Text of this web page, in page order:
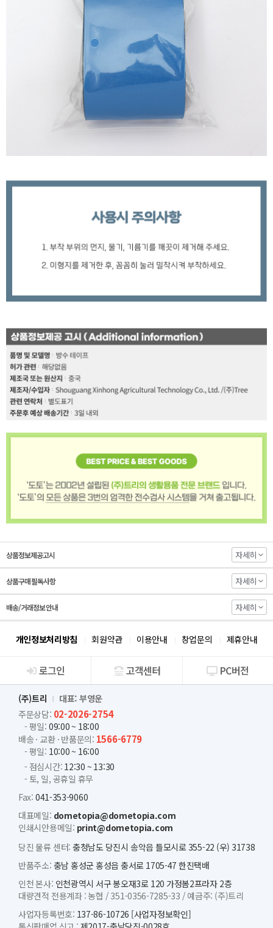
상품정보제공고시 자세히
상품구매 필독사항 자세히
배송/거래정보 안내 자세히
개인정보처리방침 회원약관 이용안내 창업문의 제휴안내
회사소개
로그인 고객센터 PC버전
(주)트리
대표: 부영운
주문상담: 02-2026-2754
- 평일: 09:00 ~ 18:00
배송 · 교환 · 반품문의: 1566-6779
- 평일: 10:00 ~ 16:00
- 점심시간: 12:30 ~ 13:30
- 토, 일, 공휴일 휴무
Fax: 041-353-9060
대표메일: dometopia@dometopia.com
인쇄시안용메일: print@dometopia.com
당진 물류 센터: 충청남도 당진시 송악읍 틀모시로 355-22 (우) 31738
반품주소: 충남 홍성군 홍성읍 충서로 1705-47 한진택배
인천 본사: 인천광역시 서구 봉오재3로 120 가정봄2프라자 2층
대량견적 전용계좌 :농협 / 351-0356-7285-33 / 예금주: (주)트리
사업자등록번호: 137-86-10726 [사업자정보확인]